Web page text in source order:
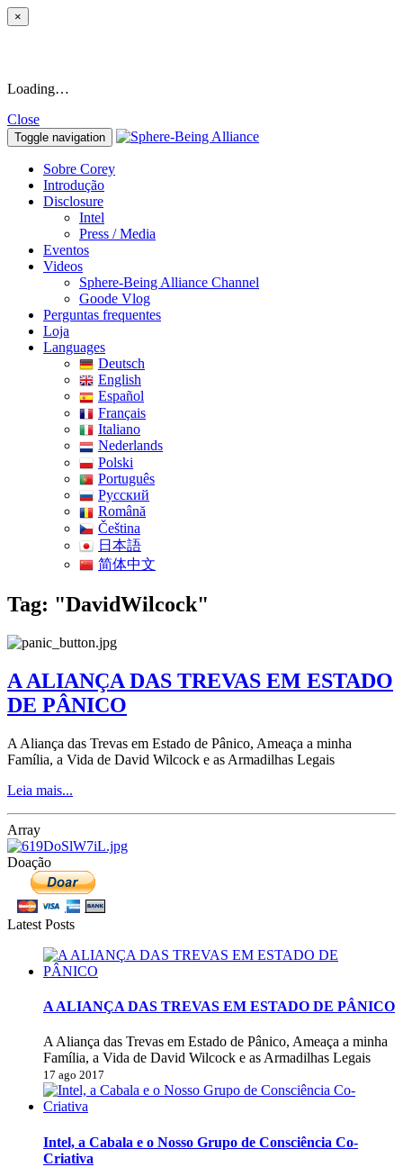
×
Loading…
Close
Toggle navigation
Sobre Corey
Introdução
Disclosure
Intel
Press / Media
Eventos
Videos
Sphere-Being Alliance Channel
Goode Vlog
Perguntas frequentes
Loja
Languages
Deutsch
English
Español
Français
Italiano
Nederlands
Polski
Português
Pусский
Română
Čeština
日本語
简体中文
Tag: "DavidWilcock"
A ALIANÇA DAS TREVAS EM ESTADO
DE PÂNICO
A Aliança das Trevas em Estado de Pânico, Ameaça a minha
Família, a Vida de David Wilcock e as Armadilhas Legais
Leia mais...
Array
Doação
Latest Posts
A ALIANÇA DAS TREVAS EM ESTADO DE PÂNICO
A Aliança das Trevas em Estado de Pânico, Ameaça a minha
Família, a Vida de David Wilcock e as Armadilhas Legais
17 ago 2017
Intel, a Cabala e o Nosso Grupo de Consciência Co-
Criativa